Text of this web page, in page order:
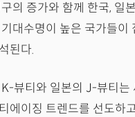
의 증가와 함께 한국, 일
대수명이 높은 국가들이
된다.
뷰티와 일본의 J-뷰티는
에이징 트렌드를 선도하